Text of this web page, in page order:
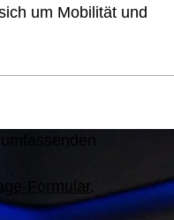
um Mobilität und
Formular,